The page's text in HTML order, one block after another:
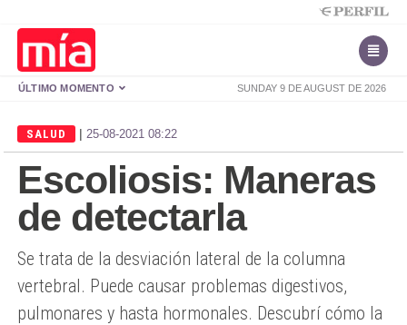
SUNDAY 9 DE AUGUST DE 2026
ÚLTIMO MOMENTO
SALUD | 25-08-2021 08:22
Escoliosis: Maneras
de detectarla
Se trata de la desviación lateral de la columna
vertebral. Puede causar problemas digestivos,
pulmonares y hasta hormonales. Descubrí cómo la